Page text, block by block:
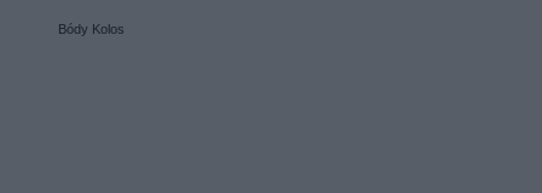
Bódy Kolos